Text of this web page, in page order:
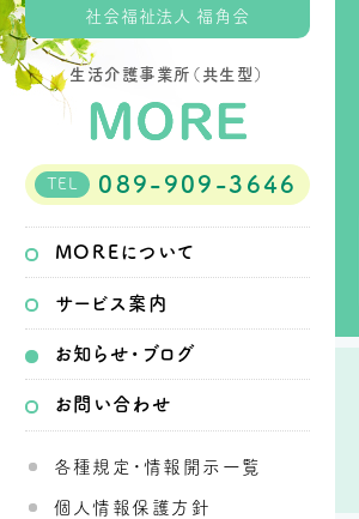
社会福祉法人 福角会
生活介護事業所（共生型）
TEL 089-909-3646
MOREについて
サービス案内
お知らせ・ブログ
お問い合わせ
各種規定・情報開示一覧
個人情報保護方針